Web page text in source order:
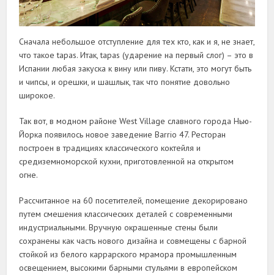
Сначала небольшое отступление для тех кто, как и я, не знает,
что такое tapas. Итак, tapas (ударение на первый слог) – это в
Испании любая закуска к вину или пиву. Кстати, это могут быть
и чипсы, и орешки, и шашлык, так что понятие довольно
широкое.
Так вот, в модном районе West Village славного города Нью-
Йорка появилось новое заведение Barrio 47. Ресторан
построен в традициях классического коктейля и
средиземноморской кухни, приготовленной на открытом
огне.
Рассчитанное на 60 посетителей, помещение декорировано
путем смешения классических деталей с современными
индустриальными. Вручную окрашенные стены были
сохранены как часть нового дизайна и совмещены с барной
стойкой из белого каррарского мрамора промышленным
освещением, высокими барными стульями в европейском